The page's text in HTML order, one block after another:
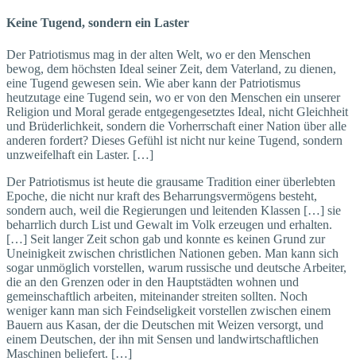
Keine Tugend, sondern ein Laster
Der Patriotismus mag in der alten Welt, wo er den Menschen
bewog, dem höchsten Ideal seiner Zeit, dem Vaterland, zu dienen,
eine Tugend gewesen sein. Wie aber kann der Patriotismus
heutzutage eine Tugend sein, wo er von den Menschen ein unserer
Religion und Moral gerade entgegengesetztes Ideal, nicht Gleichheit
und Brüderlichkeit, sondern die Vorherrschaft einer Nation über alle
anderen fordert? Dieses Gefühl ist nicht nur keine Tugend, sondern
unzweifelhaft ein Laster. […]
Der Patriotismus ist heute die grausame Tradition einer überlebten
Epoche, die nicht nur kraft des Beharrungsvermögens besteht,
sondern auch, weil die Regierungen und leitenden Klassen […] sie
beharrlich durch List und Gewalt im Volk erzeugen und erhalten.
[…] Seit langer Zeit schon gab und konnte es keinen Grund zur
Uneinigkeit zwischen christlichen Nationen geben. Man kann sich
sogar unmöglich vorstellen, warum russische und deutsche Arbeiter,
die an den Grenzen oder in den Hauptstädten wohnen und
gemeinschaftlich arbeiten, miteinander streiten sollten. Noch
weniger kann man sich Feindseligkeit vorstellen zwischen einem
Bauern aus Kasan, der die Deutschen mit Weizen versorgt, und
einem Deutschen, der ihn mit Sensen und landwirtschaftlichen
Maschinen beliefert. […]